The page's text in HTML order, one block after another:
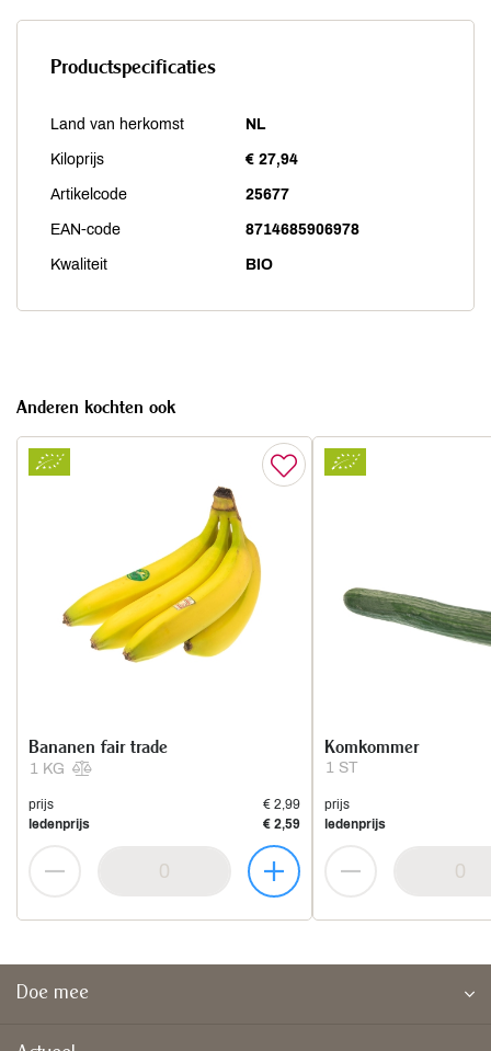
Productspecificaties
Land van herkomst NL
Kiloprijs € 27,94
Artikelcode 25677
EAN-code 8714685906978
Kwaliteit BIO
Anderen kochten ook
1 KG
Bananen fair trade
prijs
€ 2,99
ledenprijs
€ 2,59
1 ST
Komkommer
prijs
ledenprijs
Doe mee